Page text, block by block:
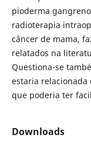
pioderma
radioterapia
câncer de mama,
relatados na
Questiona-se
estaria
que poderia ter
Downloads